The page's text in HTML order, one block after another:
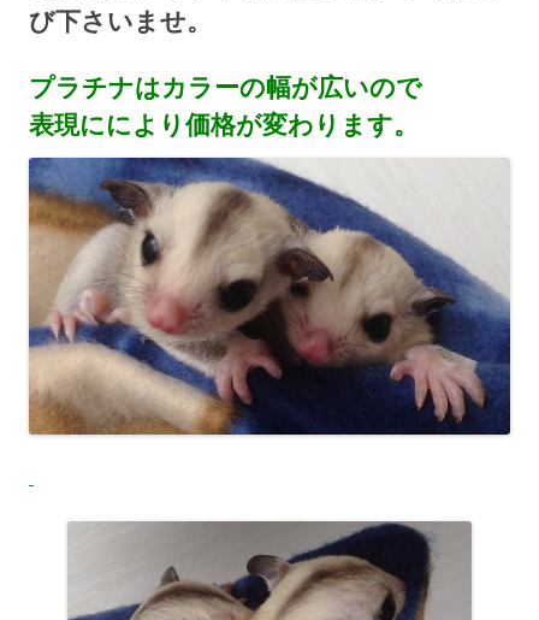
び下さいませ。
プラチナはカラーの幅が広いので
表現ににより価格が変わります。